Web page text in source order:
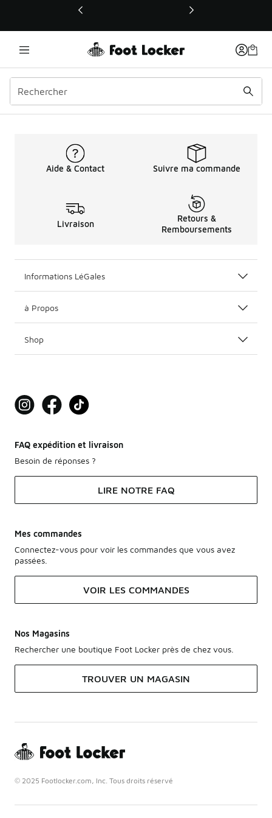
Ce lien ouvrira une nouvelle fenêtre
Basketball Jordan Max
Aide & Contact Suivre ma commande
Livraison
Retours &
Remboursements
Informations LéGales
à Propos
Shop
FAQ expédition et livraison
Besoin de réponses ?
LIRE NOTRE FAQ
Mes commandes
Connectez-vous pour voir les commandes que vous avez
passées.
VOIR LES COMMANDES
Nos Magasins
Rechercher une boutique Foot Locker près de chez vous.
TROUVER UN MAGASIN
© 2025 Footlocker.com, Inc. Tous droits réservé